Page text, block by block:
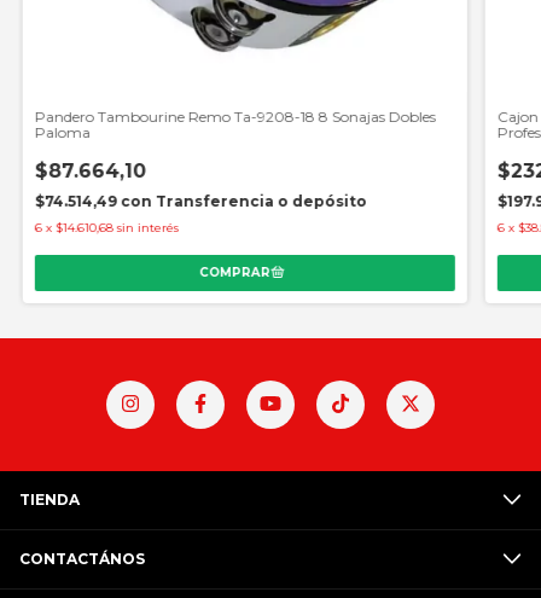
Pandero Tambourine Remo Ta-9208-18 8 Sonajas Dobles
Paloma
$87.664,10
$74.514,49 con Transferencia o depósito
6 x $14.610,68 sin interés 6 x
TIENDA
CONTACTÁNOS